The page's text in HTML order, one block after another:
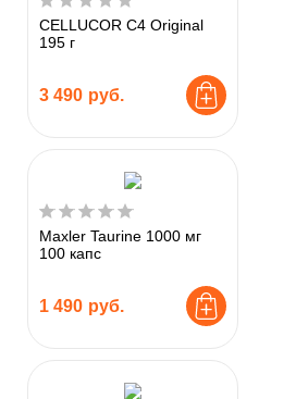
CELLUCOR C4 Original
195 г
3 490 руб.
Maxler Taurine 1000 мг
100 капс
1 490 руб.